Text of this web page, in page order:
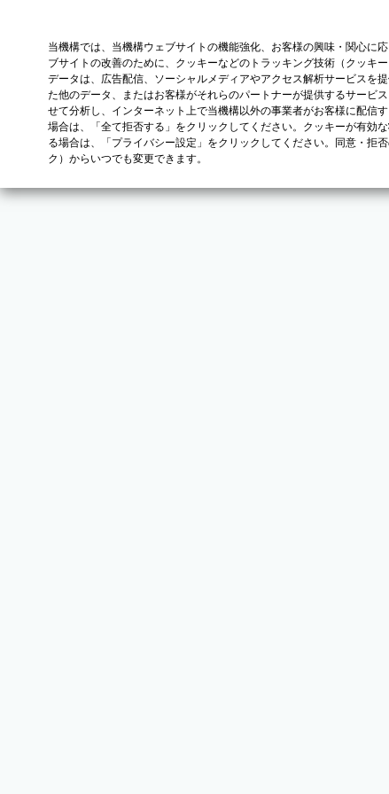
当機構では、当機構ウェブサイトの機能強化、お客様の興味・関心に
ブサイトの改善のために、クッキーなどのトラッキング技術（クッキ
データは、広告配信、ソーシャルメディアやアクセス解析サービスを
た他のデータ、またはお客様がそれらのパートナーが提供するサービ
せて分析し、インターネット上で当機構以外の事業者がお客様に配信
場合は、「全て拒否する」をクリックしてください。クッキーが有効
る場合は、「プライバシー設定」をクリックしてください。同意・拒
ク）からいつでも変更できます。